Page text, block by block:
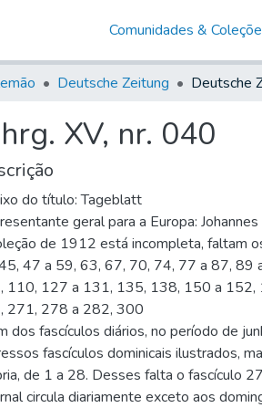
Comunidades &
Deutsche Zeitung
XV, nr. 040
do título: Tageblatt
geral para a Europa:
de 1912 está incompleta, faltam
47 a 59, 63, 67, 70, 74, 77 a 87, 89
110, 127 a 131, 135, 138, 150 a
271, 278 a 282, 300
dos fascículos diários, no período de
fascículos dominicais ilustrados,
de 1 a 28. Desses falta o fascículo 27
circula diariamente exceto aos